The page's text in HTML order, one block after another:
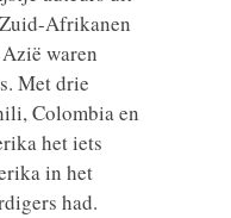
Afrikanen
waren
Met drie
Colombia en
het iets
in het
had.